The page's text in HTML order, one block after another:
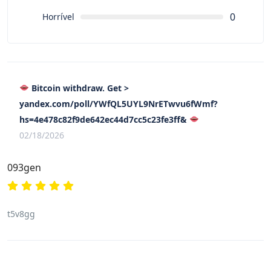
Horrível 0
Bitcoin withdraw. Get >
yandex.com/poll/YWfQL5UYL9NrETwvu6fWmf?
hs=4e478c82f9de642ec44d7cc5c23fe3ff&
02/18/2026
093gen
t5v8gg